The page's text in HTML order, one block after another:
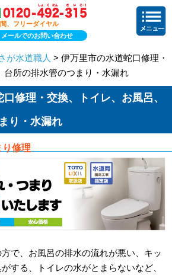
、フリーダイヤル
メールでのお問い合わせ
が水道職人 > 伊万里市の水道蛇口修理・
台所の排水管のつまり・水漏れ
修理・交換、トイレ、お風呂、
り・水漏れ
り修理
で、お風呂の排水の流れが悪い、キッ
する、トイレの水がとまらないなど、